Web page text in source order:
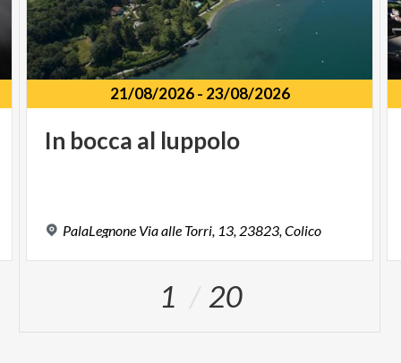
21/08/2026- 23/08/2026
In bocca al luppolo
PalaLegnone Viaalle Torri, 13, 23823,Colico
1 20